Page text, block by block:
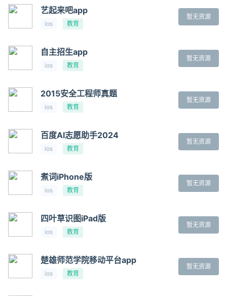
艺起来吧app
ios 教育
暂无资源
自主招生app
ios 教育
暂无资源
2015安全工程师真题
ios 教育
暂无资源
百度AI志愿助手2024
ios 教育
暂无资源
煮词iPhone版
ios 教育
暂无资源
四叶草识图iPad版
ios 教育
暂无资源
楚雄师范学院移动平台app
ios 教育
暂无资源